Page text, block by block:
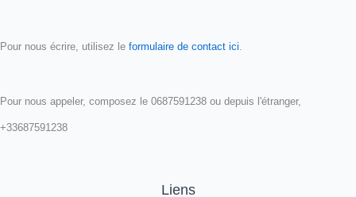
Pour nous écrire, utilisez le formulaire de contact ici
Pour nous appeler, composez le 0687591238 ou depuis l'étranger,
+33687591238
Liens